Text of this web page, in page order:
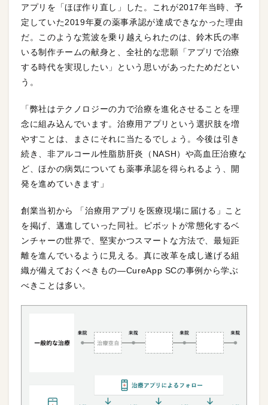
アプリを「ほぼ作り直し」した。これが2017年当時、予
定していた2019年夏の薬事承認が達成できなかった理由
だ。このような荒波を乗り越えられたのは、鈴木氏の率
いる制作チームの献身と、全社的な悲願「アプリで治療
する時代を実現したい」という思いがあったためだとい
う。
「弊社はテクノロジーの力で治療を進化させることを理
念に組み込んでいます。治療用アプリという選択肢を増
やすことは、まさにそれに当たるでしょう。今後は引き
続き、非アルコール性脂肪肝炎（NASH）や高血圧治療な
ど、ほかの病気についても薬事承認を得られるよう、開
発を進めていきます」
創業当初から 「治療用アプリを医療現場に届ける」こと
を掲げ、邁進していった同社。ピボットが常態化するベ
ンチャーの世界で、堅実かつスマートな方法で、最短距
離を進んでいるように見える。真に改革を成し遂げる組
織が備えておくべきもの—CureApp SCの事例から学ぶ
べきことは多い。